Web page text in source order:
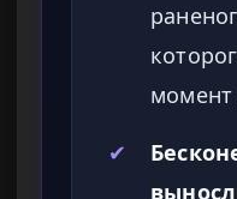
момент
✔